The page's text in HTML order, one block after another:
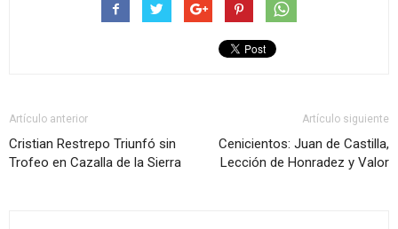
Artículo anterior
Cristian Restrepo Triunfó sin
Trofeo en Cazalla de la Sierra
Artículo siguiente
Cenicientos: Juan de Castilla,
Lección de Honradez y Valor